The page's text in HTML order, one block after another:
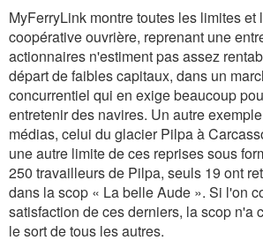
MyFerryLink montre toutes les limites
coopérative ouvrière, reprenant une
actionnaires n'estiment pas assez
départ de faibles capitaux, dans un
concurrentiel qui en exige beaucoup
entretenir des navires. Un autre
médias, celui du glacier Pilpa à
une autre limite de ces reprises sous
250 travailleurs de Pilpa, seuls 19 ont
dans la scop « La belle Aude ». Si l'on
satisfaction de ces derniers, la scop n'a
le sort de tous les autres.